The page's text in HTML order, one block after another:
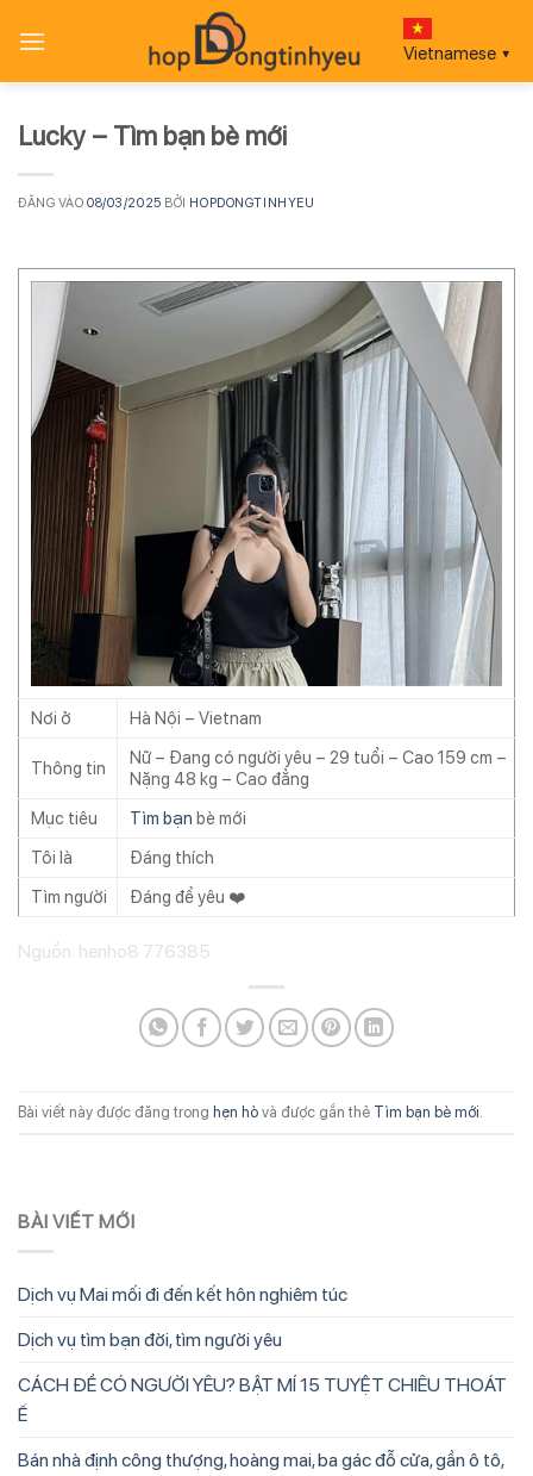
qua
Vietnamese ▼
Lucky – Tìm bạn bè mới
ĐĂNG VÀO08/03/2025 BỞI HOPDONGTINHYEU
Nơi ở Hà Nội – Vietnam
Thông tin
Nữ – Đang có người yêu – 29 tuổi – Cao 159 cm –
Nặng 48 kg – Cao đẳng
Mục tiêu
Tìm bạn bè mới
Tôi là
Đáng thích
Tìm người
Đáng để yêu ❤️
Nguồn: henho8 776385
Bài viết này được đăng trong hẹn hò và được gắn thẻ Tìm bạn bè mới
BÀI VIẾT MỚI
Dịch vụ Mai mối đi đến kết hôn nghiêm túc
Dịch vụ tìm bạn đời, tìm người yêu
CÁCH ĐỂ CÓ NGƯỜI YÊU? BẬT MÍ 15 TUYỆT CHIÊU THOÁT
Ế
Bán nhà định công thượng, hoàng mai, ba gác đỗ cửa, gần ô tô,